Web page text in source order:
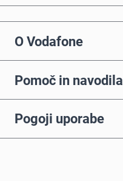
O Vodafone
Pomoč in navodila
Pogoji uporabe